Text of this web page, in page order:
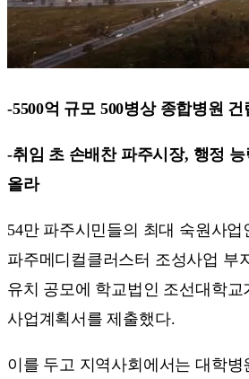
-5500억 규모 500병상 종합병원
-취임 초 손배찬 파주시장, 행정 능
올라
54만 파주시민들의 최대 숙원사업
파주메디컬클러스터 조성사업 부
유치 공모에 학교법인 조선대학교
사업계획서를 제출했다.
이를 두고 지역사회에서는 대학병